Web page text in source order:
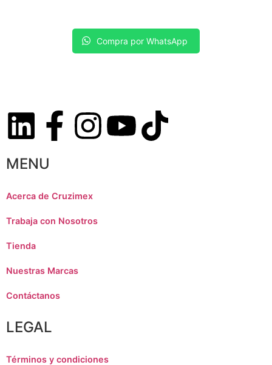
Compra por WhatsApp
MENU
Acerca de Cruzimex
Trabaja con Nosotros
Tienda
Nuestras Marcas
Contáctanos
LEGAL
Términos y condiciones